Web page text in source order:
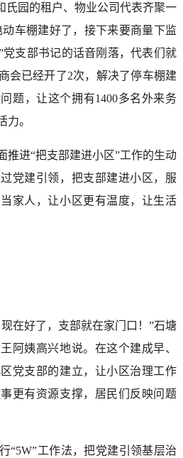
氏园的租户、物业公司代表齐聚一
动车棚建好了，接下来要商量下监
支部书记的话音刚落，代表们就
会已经开了2次，解决了停车棚建
题，让这个拥有1400多名外来务
力。
推进“把支部建进小区”工作的生动
党建引领，把支部建进小区，服
家人，让小区更有温度，让生活
在好了，支部就在家门口！”石塘
阿姨高兴地说。在这个建成早、
党支部的建立，让小区治理工作
更有资源支撑，居民们反映问题
“5W”工作法，把党建引领基层治